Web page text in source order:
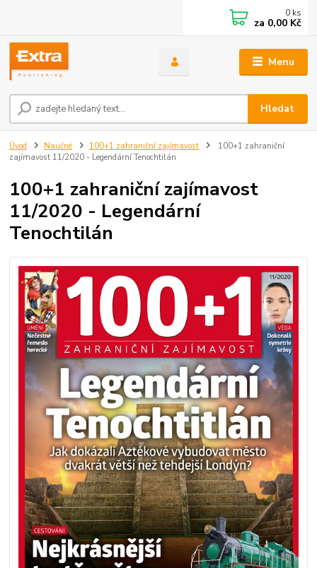
Menu
Hledat
0 ks
za 0,00 Kč
Úvod Naučné 100+1 zahraniční zajímavost
100+1 zahraniční
zajímavost 11/2020 - Legendární Tenochtilán
100+1 zahraniční zajímavost
11/2020 - Legendární
Tenochtilán